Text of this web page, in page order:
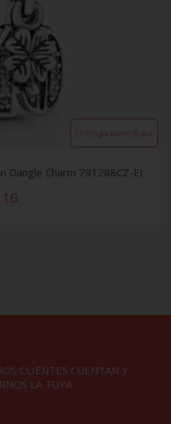
Dangle Charm 791288CZ-EI
CLIENTES CUENTAN Y
LA TUYA